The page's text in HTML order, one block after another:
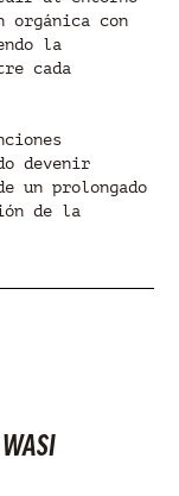
orgánica con
la
cada
devenir
un prolongado
de la
WASI